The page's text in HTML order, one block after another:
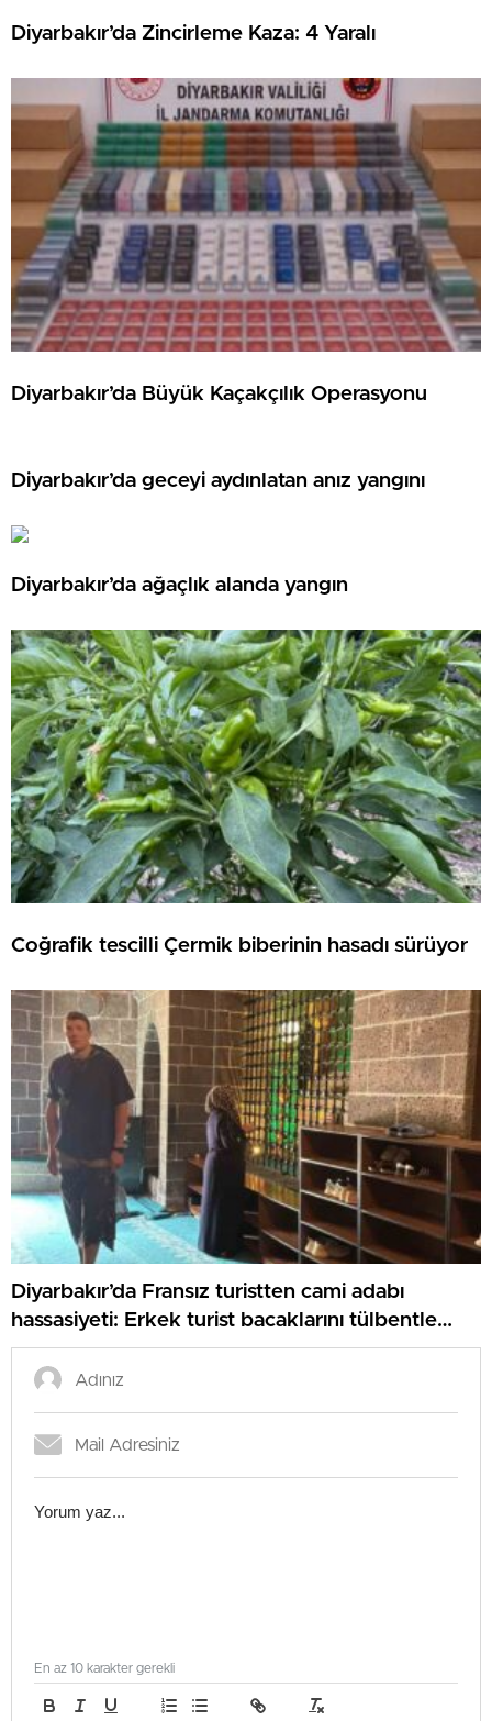
Diyarbakır’da Zincirleme Kaza: 4 Yaralı
Diyarbakır’da Büyük Kaçakçılık Operasyonu
Diyarbakır’da geceyi aydınlatan anız yangını
Diyarbakır’da ağaçlık alanda yangın
Coğrafik tescilli Çermik biberinin hasadı sürüyor
Diyarbakır’da Fransız turistten cami adabı
hassasiyeti: Erkek turist bacaklarını tülbentle
kapattı
En az 10 karakter gerekli